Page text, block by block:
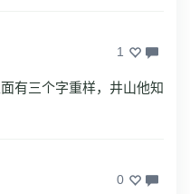
1
有三个字重样，井山他知
0